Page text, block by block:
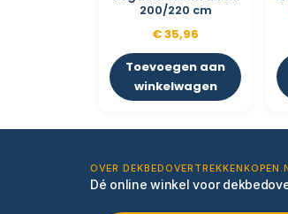
200/220 cm
€35,96
Toevoegen aan
winkelwagen
OVER
Dé online winkel voor